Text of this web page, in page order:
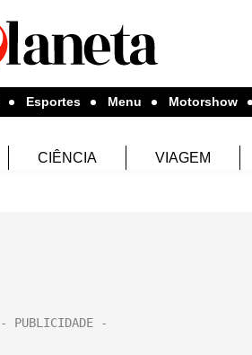
Esportes Menu Motorshow
CIÊNCIA VIAGEM